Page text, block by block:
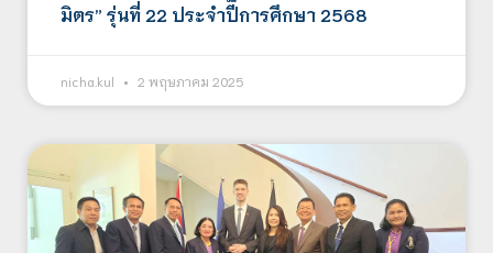
มิตร” รุ่นที่ 22 ประจำปีการศึกษา 2568
nicha.kul 2 พฤษภาคม 2025